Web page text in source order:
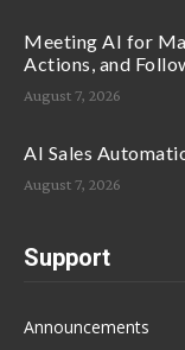
Meeting AI for
Actions, and
August 7, 2026
AI Sales
August 7, 2026
Support
Announcements